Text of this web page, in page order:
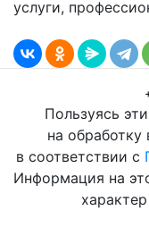
услуги,
Пользуясь
на
в соответствии с
Информация на